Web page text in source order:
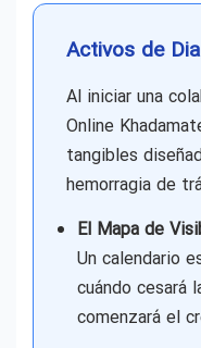
Activos de
Al iniciar una
Online
tangibles
hemorragia de
El Mapa de
Un calendario
cuándo cesará
comenzará el